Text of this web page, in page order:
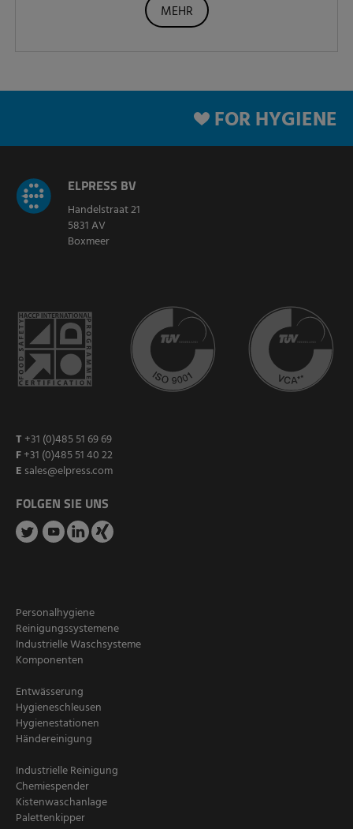
MEHR
FOR HYGIENE
ELPRESS BV
Handelstraat 21
5831 AV
Boxmeer
T +31 (0)485 51 69 69
F+31 (0)485 51 40 22
E sales@elpress.com
FOLGEN SIE UNS
Personalhygiene
Reinigungssystemene
Industrielle Waschsysteme
Komponenten
Entwässerung
Hygieneschleusen
Hygienestationen
Händereinigung
Industrielle Reinigung
Chemiespender
Kistenwaschanlage
Palettenkipper